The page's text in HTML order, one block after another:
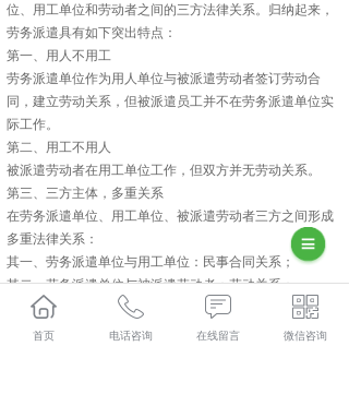
位、用工单位和劳动者之间的三方法律关系。归纳起来，
劳务派遣具有如下突出特点：
第一、用人不用工
劳务派遣单位作为用人单位与被派遣劳动者签订劳动合
同，建立劳动关系，但被派遣员工并不在劳务派遣单位实
际工作。
第二、用工不用人
被派遣劳动者在用工单位工作，但双方并无劳动关系。
第三、三方主体，多重关系
在劳务派遣单位、用工单位、被派遣劳动者三方之间形成
多重法律关系：
其一、劳务派遣单位与用工单位：民事合同关系；
其二、劳务派遣单位与被派遣劳动者：劳动关系；
其三、用工单位与被派遣劳动者：特殊管理与被管理关
系。首页 电话咨询 在线留言 微信咨询